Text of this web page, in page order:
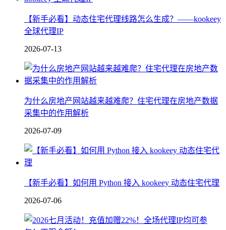
【新手必看】动态住宅代理线路怎么生成？——kookeey
全球代理IP
2026-07-13
为什么房地产网站越来越难爬？住宅代理在房地产数据
采集中的作用解析
2026-07-09
【新手必看】如何用 Python 接入 kookeey 动态住宅代理
2026-07-06